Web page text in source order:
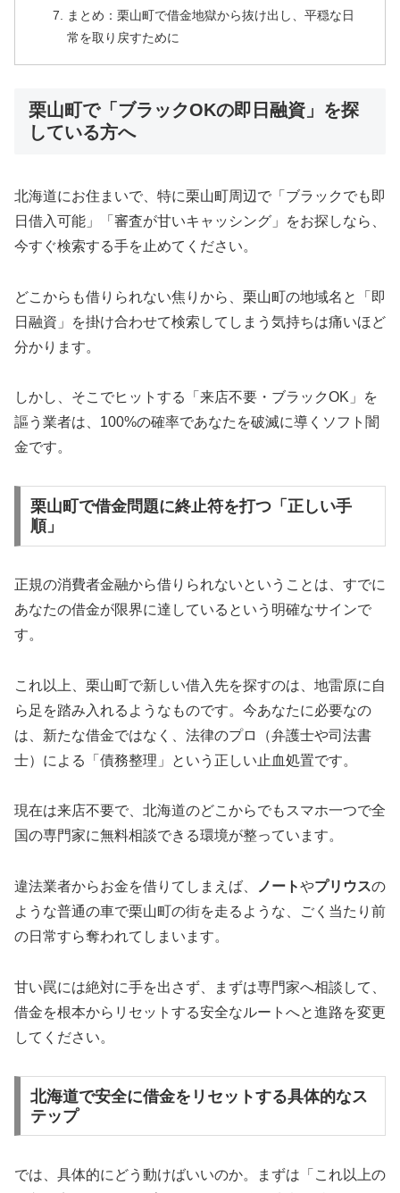
まとめ：栗山町で借金地獄から抜け出し、平穏な日
常を取り戻すために
栗山町で「ブラックOKの即日融資」を探
している方へ
北海道にお住まいで、特に栗山町周辺で「ブラックでも即
日借入可能」「審査が甘いキャッシング」をお探しなら、
今すぐ検索する手を止めてください。
どこからも借りられない焦りから、栗山町の地域名と「即
日融資」を掛け合わせて検索してしまう気持ちは痛いほど
分かります。
しかし、そこでヒットする「来店不要・ブラックOK」を
謳う業者は、100%の確率であなたを破滅に導くソフト闇
金です。
栗山町で借金問題に終止符を打つ「正しい手
順」
正規の消費者金融から借りられないということは、すでに
あなたの借金が限界に達しているという明確なサインで
す。
これ以上、栗山町で新しい借入先を探すのは、地雷原に自
ら足を踏み入れるようなものです。今あなたに必要なの
は、新たな借金ではなく、法律のプロ（弁護士や司法書
士）による「債務整理」という正しい止血処置です。
現在は来店不要で、北海道のどこからでもスマホ一つで全
国の専門家に無料相談できる環境が整っています。
違法業者からお金を借りてしまえば、 ノートやプリウスの
ような普通の車で栗山町の街を走るような、ごく当たり前
の日常すら奪われてしまいます。
甘い罠には絶対に手を出さず、まずは専門家へ相談して、
借金を根本からリセットする安全なルートへと進路を変更
してください。
北海道で安全に借金をリセットする具体的なス
テップ
では、具体的にどう動けばいいのか。まずは「これ以上の